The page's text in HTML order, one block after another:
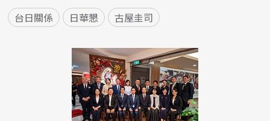
台日關係 日華懇 古屋圭司